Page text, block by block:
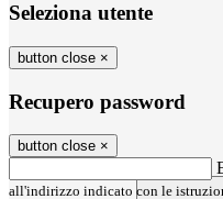
Seleziona utente
button close ×
Recupero password
button close ×
all'indirizzo indicato con le